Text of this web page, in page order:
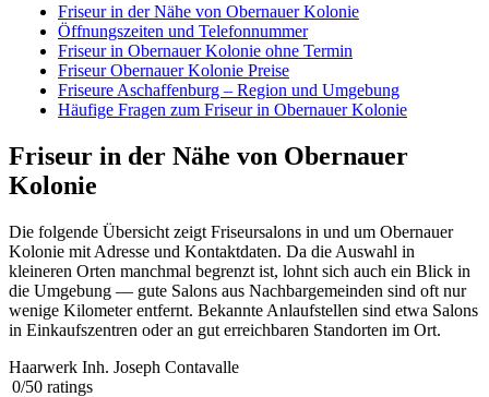
Friseur in der Nähe von Obernauer Kolonie
Öffnungszeiten und Telefonnummer
Friseur in Obernauer Kolonie ohne Termin
Friseur Obernauer Kolonie Preise
Friseure Aschaffenburg – Region und Umgebung
Häufige Fragen zum Friseur in Obernauer Kolonie
Friseur in der Nähe von Obernauer
Kolonie
Die folgende Übersicht zeigt Friseursalons in und um Obernauer
Kolonie mit Adresse und Kontaktdaten. Da die Auswahl in
kleineren Orten manchmal begrenzt ist, lohnt sich auch ein Blick in
die Umgebung — gute Salons aus Nachbargemeinden sind oft nur
wenige Kilometer entfernt. Bekannte Anlaufstellen sind etwa Salons
in Einkaufszentren oder an gut erreichbaren Standorten im Ort.
Haarwerk Inh. Joseph Contavalle
0/50 ratings